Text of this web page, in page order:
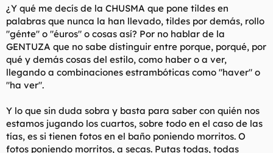
¿Y qué me decís de la CHUSMA que pone tildes en
palabras que nunca la han llevado, tildes por demás, rollo
"génte" o "éuros" o cosas así? Por no hablar de la
GENTUZA que no sabe distinguir entre porque, porqué, por
qué y demás cosas del estilo, como haber o a ver,
llegando a combinaciones estrambóticas como "haver" o
"ha ver".
Y lo que sin duda sobra y basta para saber con quién nos
estamos jugando los cuartos, sobre todo en el caso de las
tías, es si tienen fotos en el baño poniendo morritos. O
fotos poniendo morritos, a secas. Putas todas, todas